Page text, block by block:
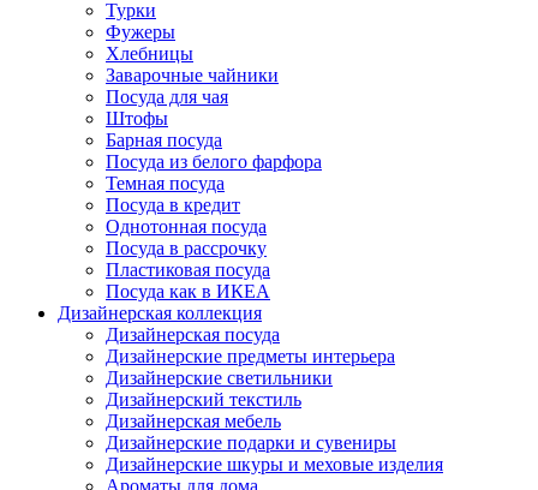
Турки
Фужеры
Хлебницы
Заварочные чайники
Посуда для чая
Штофы
Барная посуда
Посуда из белого фарфора
Темная посуда
Посуда в кредит
Однотонная посуда
Посуда в рассрочку
Пластиковая посуда
Посуда как в ИКЕА
Дизайнерская коллекция
Дизайнерская посуда
Дизайнерские предметы интерьера
Дизайнерские светильники
Дизайнерский текстиль
Дизайнерская мебель
Дизайнерские подарки и сувениры
Дизайнерские шкуры и меховые изделия
Ароматы для дома